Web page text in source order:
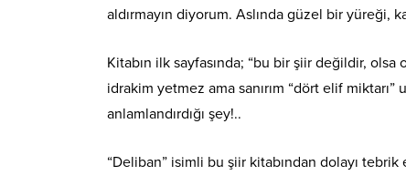
aldırmayın diyorum. Aslında güzel bir
Kitabın ilk sayfasında; “bu bir şiir değildir, olsa
idrakim yetmez ama sanırım “dört elif miktarı”
anlamlandırdığı şey!..
“Deliban” isimli bu şiir kitabından dolayı